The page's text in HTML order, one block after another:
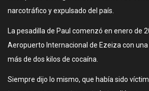
narcotráfico y expulsado del país.
La pesadilla de Paul comenzó en enero de
Aeropuerto Internacional de Ezeiza con
más de dos kilos de cocaína.
Siempre dijo lo mismo, que había sido